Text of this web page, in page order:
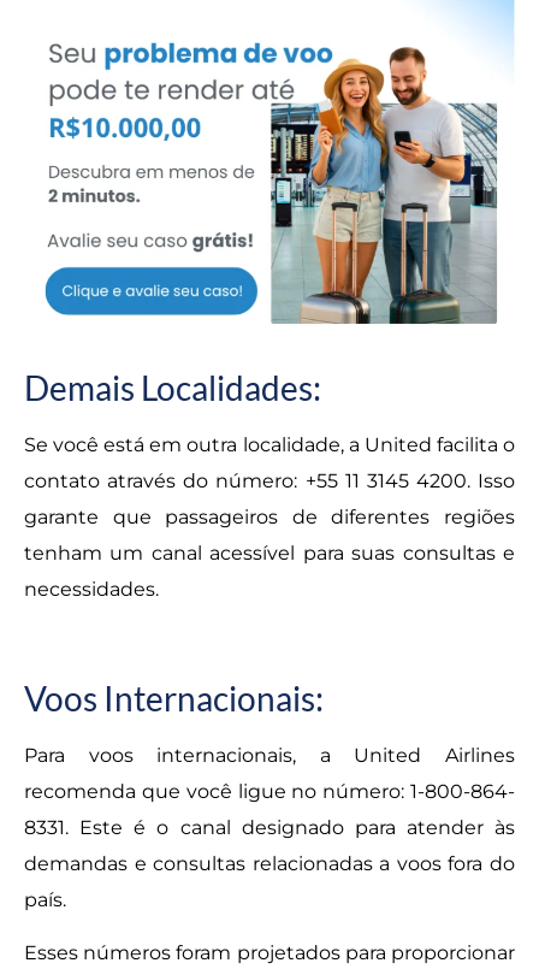
Demais Localidades:
Se você está em outra localidade, a United facilita o
contato através do número: +55 11 3145 4200. Isso
garante que passageiros de diferentes regiões
tenham um canal acessível para suas consultas e
necessidades.
Voos Internacionais:
Para voos internacionais, a United Airlines
recomenda que você ligue no número: 1-800-864-
8331. Este é o canal designado para atender às
demandas e consultas relacionadas a voos fora do
país.
Esses números foram projetados para proporcionar